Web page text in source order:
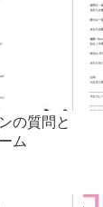
の質問と
ム